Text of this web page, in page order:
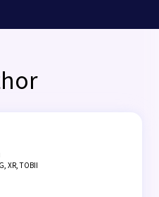
XR, TOBII